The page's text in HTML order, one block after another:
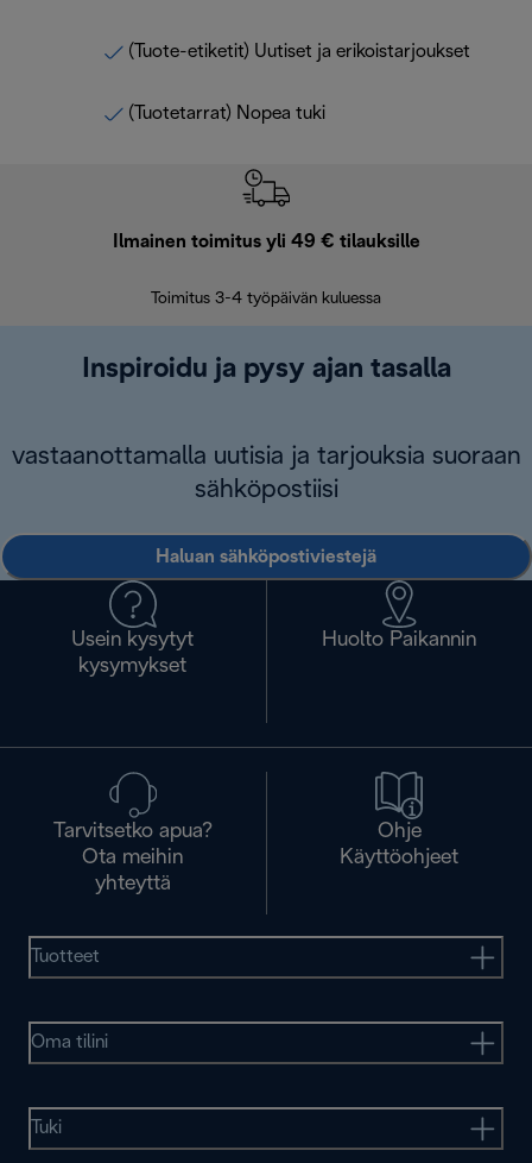
(Tuote-etiketit) Uutiset ja erikoistarjoukset
(Tuotetarrat) Nopea tuki
Ilmainen toimitus yli 49 € tilauksille
Toimitus 3-4 työpäivän kuluessa
Inspiroidu ja pysy ajan tasalla
vastaanottamalla uutisia ja tarjouksia suoraan
sähköpostiisi
Haluan sähköpostiviestejä
Usein kysytyt
kysymykset
Huolto Paikannin
Tarvitsetko apua?
Ota meihin
yhteyttä
Ohje
Käyttöohjeet
Tuotteet
Oma tilini
Tuki